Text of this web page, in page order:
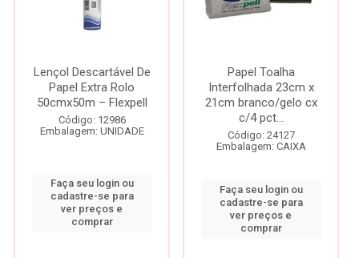
Lençol Descartável De
Papel Extra Rolo
50cmx50m – Flexpell
Código: 12986
Embalagem: UNIDADE
Faça seu login ou
cadastre-se para
ver preços e
comprar
Papel Toalha
Interfolhada 23cm x
21cm branco/gelo cx
c/4 pct...
Código: 24127
Embalagem: CAIXA
Faça seu login ou
cadastre-se para
ver preços e
comprar